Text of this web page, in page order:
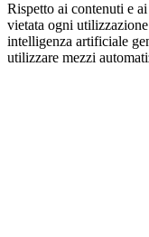
Rispetto ai contenuti e
vietata ogni
intelligenza artificiale
utilizzare mezzi